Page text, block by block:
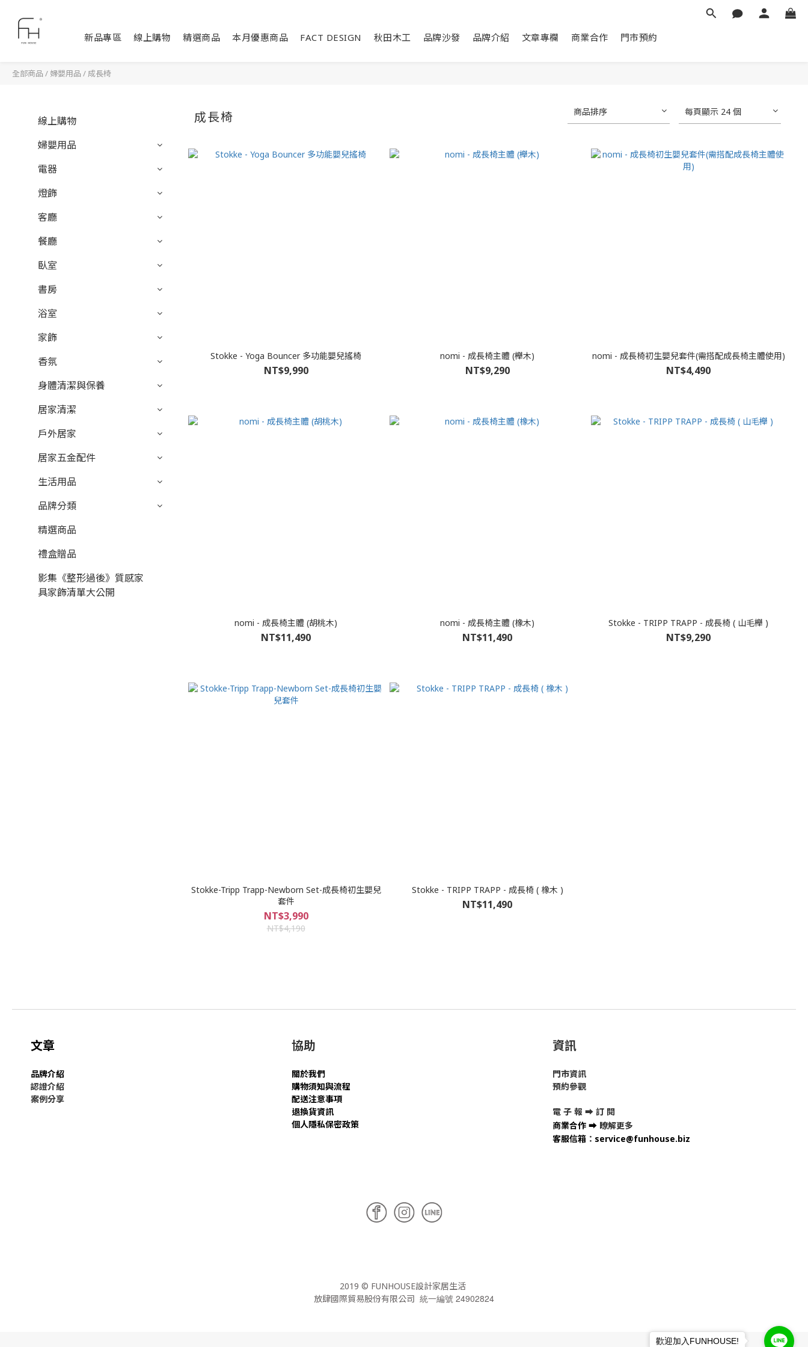
新品專區 線上購物 精選商品 本月優惠商品 FACT DESIGN 秋田木工 品牌沙發 品牌介紹 文章專欄 商業合作 門市預約
全部商品 / 婦嬰用品 / 成長椅
線上購物
婦嬰用品
電器
燈飾
客廳
餐廳
臥室
書房
浴室
家飾
香氛
身體清潔與保養
居家清潔
戶外居家
居家五金配件
生活用品
品牌分類
精選商品
禮盒贈品
影集《整形過後》質感家
具家飾清單大公開
成長椅 商品排序 每頁顯示 24 個
Stokke - Yoga Bouncer 多功能嬰兒搖椅
NT$9,990
nomi - 成長椅主體 (櫸木)
NT$9,290
nomi - 成長椅初生嬰兒套件(需搭配成長椅主體使用)
NT$4,490
nomi - 成長椅主體 (胡桃木)
NT$11,490
nomi - 成長椅主體 (橡木)
NT$11,490
Stokke - TRIPP TRAPP - 成長椅 ( 山毛櫸 )
NT$9,290
Stokke-Tripp Trapp-Newborn Set-成長椅初生嬰兒
套件
NT$3,990
NT$4,190
Stokke - TRIPP TRAPP - 成長椅 ( 橡木 )
NT$11,490
文章
品牌介紹
認證介紹
案例分享
協助
關於我們
購物須知與流程
配送注意事項
退換貨資訊
個人隱私保密政策
資訊
門市資訊
預約參觀
電 子 報 ➡ 訂 閱
商業合作 ➡ 瞭解更多
客服信箱 ： service@funhouse.biz
2019 © FUNHOUSE設計家居生活
放肆國際貿易股份有限公司 統一編號 24902824
歡迎加入FUNHOUSE!